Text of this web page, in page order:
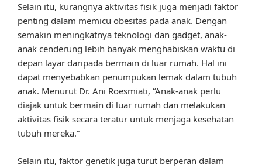
Selain itu, kurangnya aktivitas fisik juga menjadi faktor
penting dalam memicu obesitas pada anak. Dengan
semakin meningkatnya teknologi dan gadget, anak-
anak cenderung lebih banyak menghabiskan waktu di
depan layar daripada bermain di luar rumah. Hal ini
dapat menyebabkan penumpukan lemak dalam tubuh
anak. Menurut Dr. Ani Roesmiati, “Anak-anak perlu
diajak untuk bermain di luar rumah dan melakukan
aktivitas fisik secara teratur untuk menjaga kesehatan
tubuh mereka.”
Selain itu, faktor genetik juga turut berperan dalam